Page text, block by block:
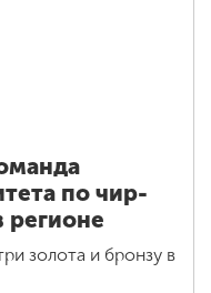
по чир-
регионе
золота и бронзу в